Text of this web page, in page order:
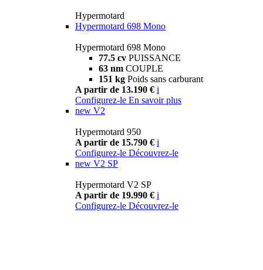
Hypermotard
Hypermotard 698 Mono
Hypermotard 698 Mono
77.5 cv PUISSANCE
63 nm COUPLE
151 kg Poids sans carburant
A partir de 13.190 € i
Configurez-le En savoir plus
new V2
Hypermotard 950
A partir de 15.790 € i
Configurez-le Découvrez-le
new V2 SP
Hypermotard V2 SP
A partir de 19.990 € i
Configurez-le Découvrez-le